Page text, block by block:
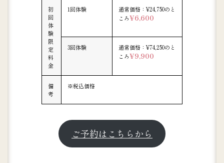
初
回
体
験
限
定
料
金
1回体験
通常価格：¥24,750のと
ころ¥6,600
3回体験
通常価格：¥74,250のと
ころ¥9,900
備
考
※税込価格
ご予約はこちらから